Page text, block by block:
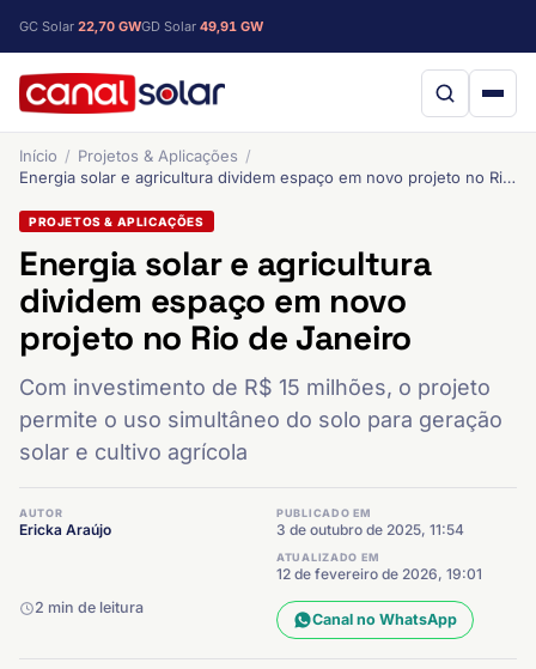
GC Solar 22,70 GWGD Solar 49,91 GW
Início
Projetos & Aplicações
Energia solar e agricultura dividem espaço em novo projeto no Rio de Janeiro
PROJETOS & APLICAÇÕES
Energia solar e agricultura
dividem espaço em novo
projeto no Rio de Janeiro
Com investimento de R$ 15 milhões, o projeto
permite o uso simultâneo do solo para geração
solar e cultivo agrícola
AUTOR
Ericka Araújo
PUBLICADO EM
3 de outubro de 2025, 11:54
ATUALIZADO EM
12 de fevereiro de 2026, 19:01
2 min de leitura
Canal no WhatsApp